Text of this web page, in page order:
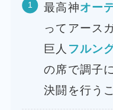
最高神オー
ってアース
巨人 フルン
の席で調子
決闘を行う